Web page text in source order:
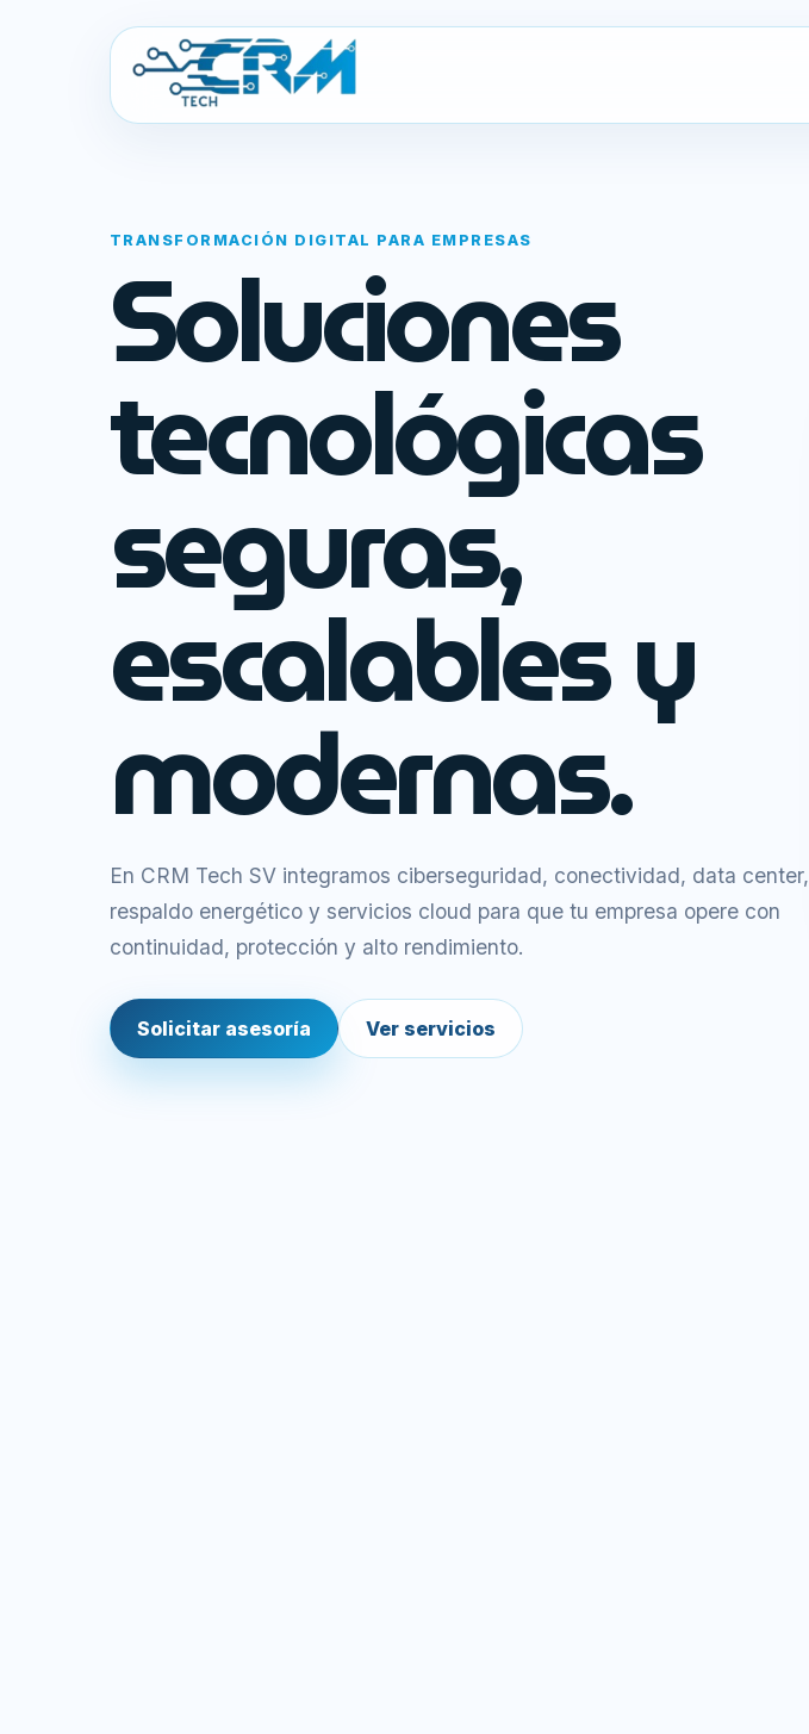
TRANSFORMACIÓN DIGITAL PARA EMPRESAS
Soluciones
tecnológicas
seguras,
escalables y
modernas.
En CRM Tech SV integramos ciberseguridad, conectividad, data center,
respaldo energético y servicios cloud para que tu empresa opere con
continuidad, protección y alto rendimiento.
Solicitar asesoría Ver servicios